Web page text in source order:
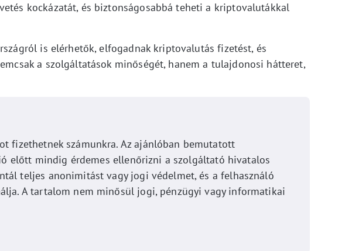
kockázatát, és biztonságosabbá teheti a kriptovalutákkal
is elérhetők, elfogadnak kriptovalutás fizetést, és
a szolgáltatások minőségét, hanem a tulajdonosi hátteret,
fizethetnek számunkra. Az ajánlóban bemutatott
előtt mindig érdemes ellenőrizni a szolgáltató hivatalos
teljes anonimitást vagy jogi védelmet, és a felhasználó
A tartalom nem minősül jogi, pénzügyi vagy informatikai